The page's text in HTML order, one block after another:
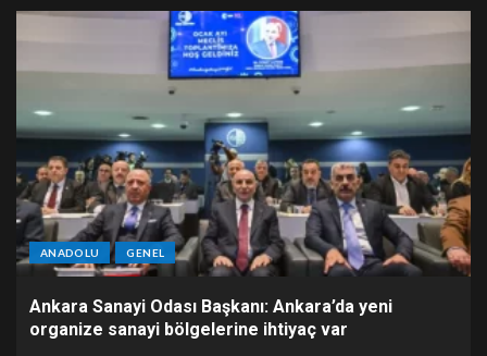
ANADOLU GENEL
Ankara Sanayi Odası Başkanı: Ankara’da yeni
organize sanayi bölgelerine ihtiyaç var